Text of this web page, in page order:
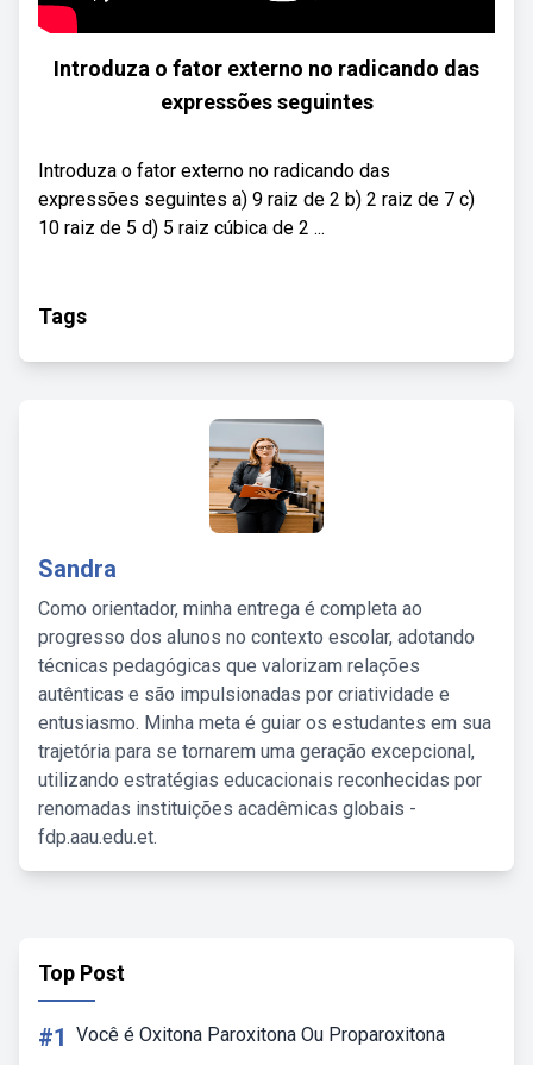
Introduza o fator externo no radicando das
expressões seguintes
Introduza o fator externo no radicando das
expressões seguintes a) 9 raiz de 2 b) 2 raiz de 7 c)
10 raiz de 5 d) 5 raiz cúbica de 2 ...
Tags
Sandra
Como orientador, minha entrega é completa ao
progresso dos alunos no contexto escolar, adotando
técnicas pedagógicas que valorizam relações
autênticas e são impulsionadas por criatividade e
entusiasmo. Minha meta é guiar os estudantes em sua
trajetória para se tornarem uma geração excepcional,
utilizando estratégias educacionais reconhecidas por
renomadas instituições acadêmicas globais -
fdp.aau.edu.et.
Top Post
#1 Você é Oxitona Paroxitona Ou Proparoxitona